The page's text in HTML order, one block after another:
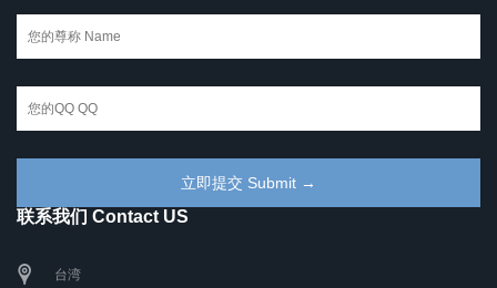
联系我们 Contact US
台湾